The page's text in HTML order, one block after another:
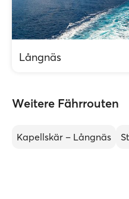
Långnäs
Weitere Fährrouten
Kapellskär – Långnäs